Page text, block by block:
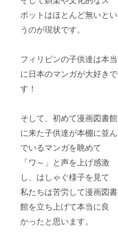
ポットはほとんど無いとい
うのが現状です。
フィリピンの子供達は本当
に日本のマンガが大好きで
す！
そして、初めて漫画図書館
に来た子供達が本棚に並ん
でいるマンガを眺めて
「ワ～」と声を上げ感激
し、はしゃぐ様子を見て
私たちは苦労して漫画図書
館を立ち上げて本当に良
かったと思います。